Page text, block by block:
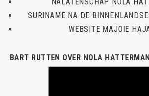
SURINAME NA DE
WEBSITE MAJOIE
BART RUTTEN OVER NOLA